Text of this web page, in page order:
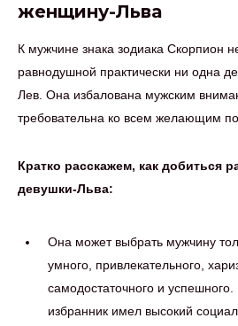
женщину-Льва
К мужчине знака зодиака Скорпион
равнодушной практически ни одна
Лев. Она избалована мужским
требовательна ко всем желающим
Кратко расскажем, как добиться
девушки-Льва:
Она может выбрать мужчину
умного, привлекательного,
самодостаточного и
избранник имел высокий